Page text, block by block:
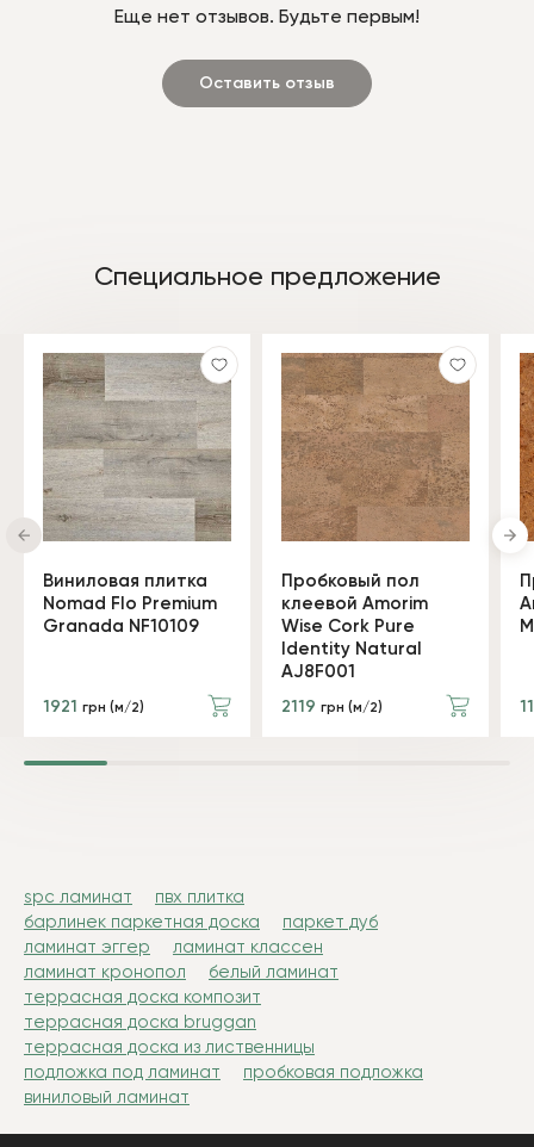
Еще нет отзывов. Будьте первым!
Оставить отзыв
Специальное предложение
Виниловая плитка
Nomad Flo Premium
Granada NF10109
1921 грн (м/2)
Пробковый пол
клеевой Amorim
Wise Cork Pure
Identity Natural
AJ8F001
2119 грн (м/2)
spc ламинат
пвх плитка
барлинек паркетная доска
паркет дуб
ламинат эггер
ламинат классен
ламинат кронопол
белый ламинат
террасная доска композит
террасная доска bruggan
террасная доска из лиственницы
подложка под ламинат
пробковая подложка
виниловый ламинат